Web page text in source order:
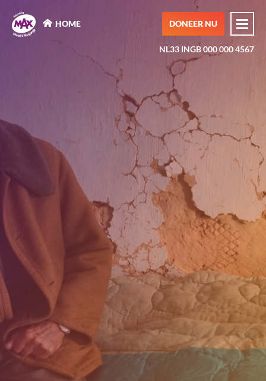
MAX Maakt Mogelijk
HOME DONEER NU
NL33 INGB 000 000 4567